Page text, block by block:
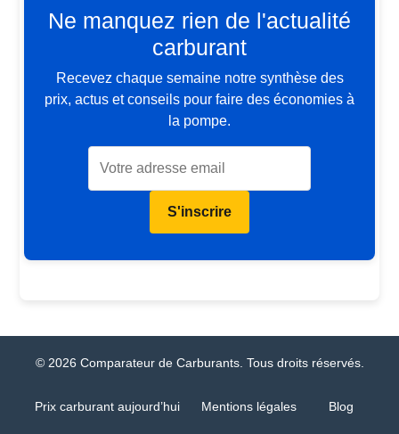
Ne manquez rien de l'actualité
carburant
Recevez chaque semaine notre synthèse des
prix, actus et conseils pour faire des économies à
la pompe.
S'inscrire
© 2026 Comparateur de Carburants. Tous droits réservés.
Prix carburant aujourd’hui Mentions légales Blog